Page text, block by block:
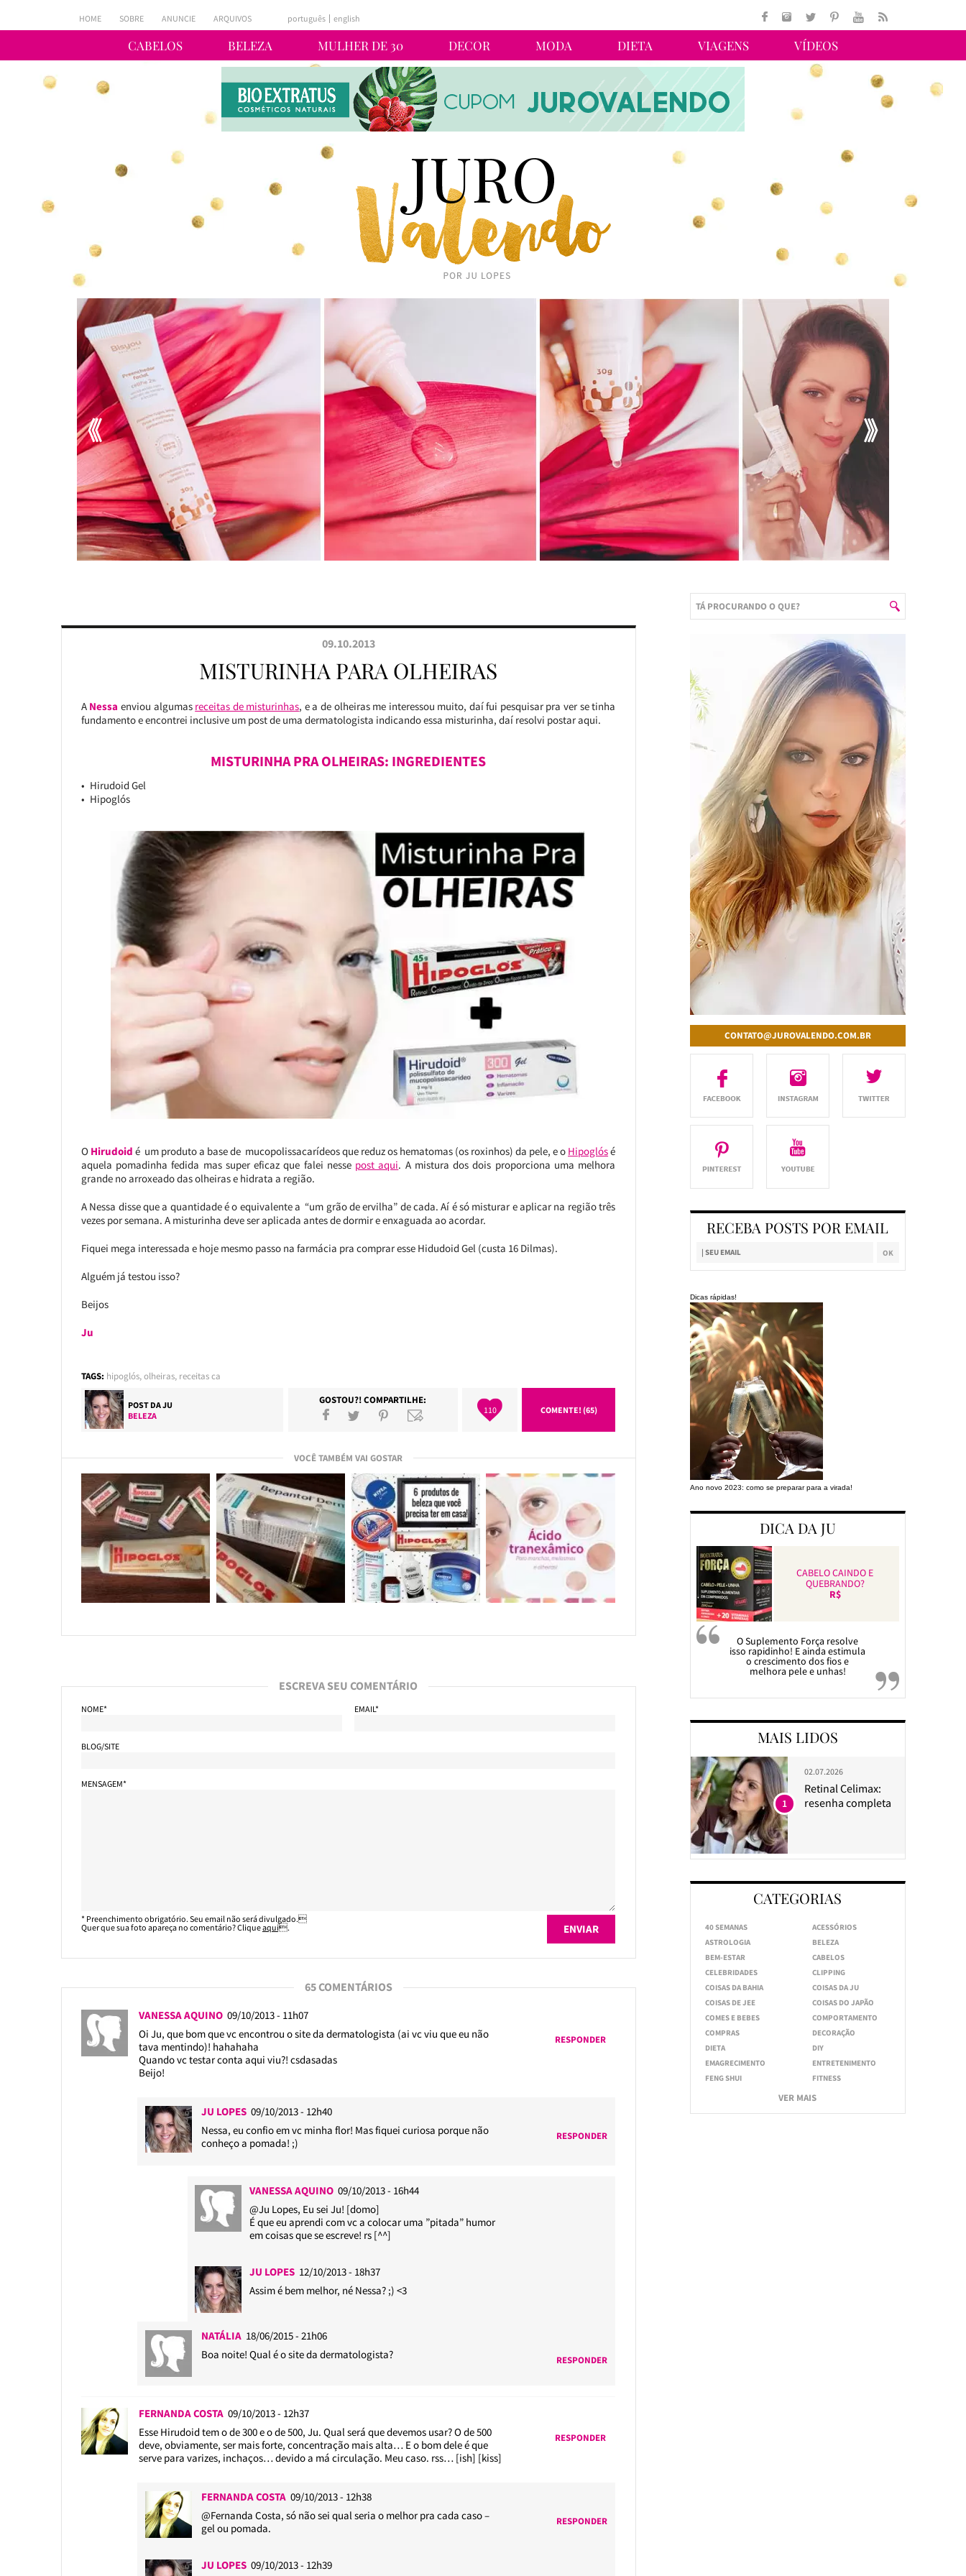
CABELOS BELEZA MULHER DE 30 DECOR MODA DIETA VIAGENS VÍDEOS
HOME SOBRE ANUNCIE ARQUIVOS português english
09.10.2013
MISTURINHA PARA OLHEIRAS
A Nessa enviou algumas receitas de misturinhas, e a de olheiras me interessou muito, daí fui pesquisar pra ver se tinha
fundamento e encontrei inclusive um post de uma dermatologista indicando essa misturinha, daí resolvi postar aqui.
MISTURINHA PRA OLHEIRAS: INGREDIENTES
Hirudoid Gel
Hipoglós
OHirudoid é um produto a base de mucopolissacarídeos que reduz os hematomas (os roxinhos) da pele, e o Hipoglósé
aquela pomadinha fedida mas super eficaz que falei nesse post aqui. A mistura dos dois proporciona uma melhora
grande no arroxeado das olheiras e hidrata a região.
A Nessa disse que a quantidade é o equivalente a “um grão de ervilha” de cada. Aí é só misturar e aplicar na região três
vezes por semana. A misturinha deve ser aplicada antes de dormir e enxaguada ao acordar.
Fiquei mega interessada e hoje mesmo passo na farmácia pra comprar esse Hidudoid Gel (custa 16 Dilmas).
Alguém já testou isso?
Beijos
Ju
TAGS: hipoglós,olheiras, receitas ca
POST DAJU
BELEZA
GOSTOU?! COMPARTILHE:
110 COMENTE! (65)
VOCÊ TAMBÉM VAI GOSTAR
ESCREVA SEU COMENTÁRIO
NOME* EMAIL*
BLOG/SITE
MENSAGEM*
* Preenchimento obrigatório. Seu email não será divulgado.
Quer que sua foto apareça no comentário? Cliqueaqui.
65 COMENTÁRIOS
VANESSA AQUINO 09/10/2013 - 11h07
Oi Ju, que bom que vc encontrou o site da dermatologista (ai vc viu que eu não
tava mentindo)! hahahaha
Quando vc testar conta aqui viu?! csdasadas
Beijo!
RESPONDER
JU LOPES 09/10/2013 - 12h40
Nessa, eu confio em vc minha flor! Mas fiquei curiosa porque não
conheço a pomada! ;)
RESPONDER
VANESSA AQUINO09/10/2013 - 16h44
@Ju Lopes, Eu sei Ju! [domo]
É que eu aprendi com vc a colocar uma ”pitada” humor
em coisas que se escreve! rs [^^]
JU LOPES 12/10/2013 - 18h37
Assim é bem melhor, né Nessa? ;) <3
NATÁLIA 18/06/2015 - 21h06
Boa noite! Qual é o site da dermatologista?
RESPONDER
FERNANDA COSTA 09/10/2013 - 12h37
Esse Hirudoid tem o de 300 e o de 500, Ju. Qual será que devemos usar? O de 500
deve, obviamente, ser mais forte, concentração mais alta… E o bom dele é que
serve para varizes, inchaços… devido a má circulação. Meu caso. rss… [ish] [kiss]
RESPONDER
FERNANDA COSTA09/10/2013 - 12h38
@Fernanda Costa, só não sei qual seria o melhor pra cada caso –
gel ou pomada.
RESPONDER
JU LOPES 09/10/2013 - 12h39
CONTATO@JUROVALENDO.COM.BR
RECEBA POSTS POR EMAIL
Dicas rápidas!
Ano novo 2023: como se preparar para a virada!
DICA DA JU
CABELO CAINDO E
QUEBRANDO?
R$
O Suplemento Força resolve
isso rapidinho! E ainda estimula
o crescimento dos fios e
melhora pele e unhas!
MAIS LIDOS
02.07.2026
Retinal Celimax:
resenha completa
1
CATEGORIAS
40 SEMANAS
ACESSÓRIOS
ASTROLOGIA
BELEZA
BEM-ESTAR
CABELOS
CELEBRIDADES
CLIPPING
COISAS DA BAHIA
COISAS DA JU
COISAS DE JEE
COISAS DO JAPÃO
COMES E BEBES
COMPORTAMENTO
COMPRAS
DECORAÇÃO
DIETA
DIY
EMAGRECIMENTO
ENTRETENIMENTO
FENG SHUI
FITNESS
VER MAIS